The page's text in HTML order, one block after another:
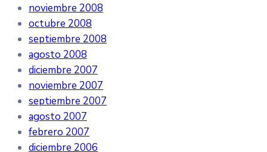
noviembre 2008
octubre 2008
septiembre 2008
agosto 2008
diciembre 2007
noviembre 2007
septiembre 2007
agosto 2007
febrero 2007
diciembre 2006